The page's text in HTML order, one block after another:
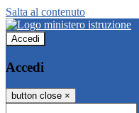
Salta al contenuto
Accedi
Accedi
button close ×